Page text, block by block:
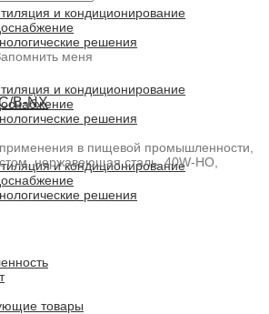
меня
и кондиционирование
решения
и кондиционирование
решения
и кондиционирование
решения
товары
B-NX
в пищевой промышленности,
нержавеющая сталь, 40W-HO,